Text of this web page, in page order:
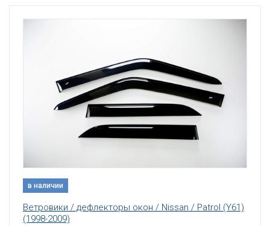
в наличии
Ветровики / дефлекторы окон / Nissan / Patrol (Y61)
(1998-2009)